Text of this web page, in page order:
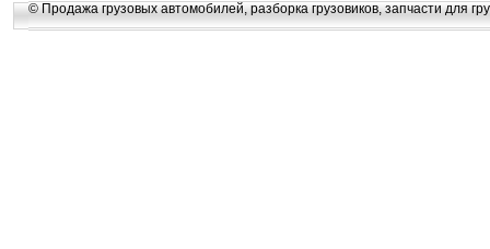
© Продажа грузовых автомобилей, разборка грузовиков, запчасти для